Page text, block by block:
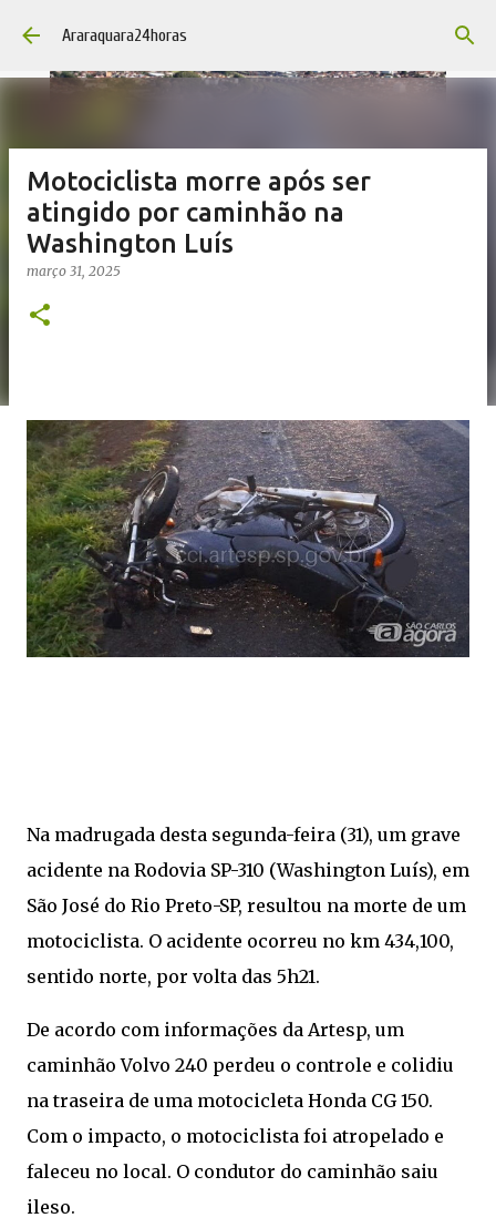
Pular para o conteúdo principal
Araraquara24horas
Motociclista morre após ser
atingido por caminhão na
Washington Luís
março 31, 2025
Na madrugada desta segunda-feira (31), um grave
acidente na Rodovia SP-310 (Washington Luís), em
São José do Rio Preto-SP, resultou na morte de um
motociclista. O acidente ocorreu no km 434,100,
sentido norte, por volta das 5h21.
De acordo com informações da Artesp, um
caminhão Volvo 240 perdeu o controle e colidiu
na traseira de uma motocicleta Honda CG 150.
Com o impacto, o motociclista foi atropelado e
faleceu no local. O condutor do caminhão saiu
ileso.